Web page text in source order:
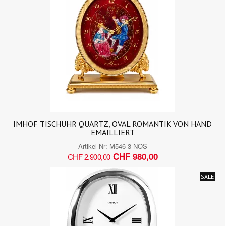
IMHOF TISCHUHR QUARTZ, OVAL ROMANTIK VON HAND
EMAILLIERT
Artikel Nr: M546-3-NOS
CHF 2.900,00 CHF 980,00
SALE